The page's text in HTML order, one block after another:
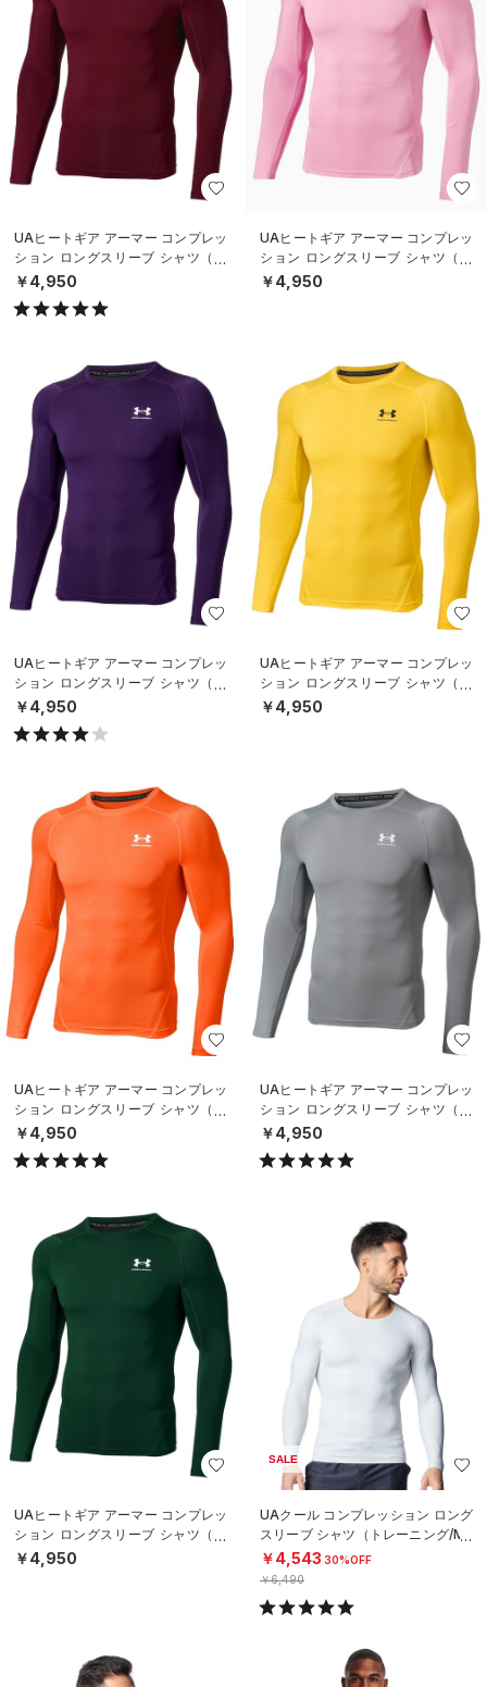
UAヒートギア アーマー コンプレッ
ション ロングスリーブ シャツ（ト
レーニング/MEN）
￥4,950
UAヒートギア アーマー コンプレッ
ション ロングスリーブ シャツ（ト
レーニング/MEN）
￥4,950
UAヒートギア アーマー コンプレッ
ション ロングスリーブ シャツ（ト
レーニング/MEN）
￥4,950
UAヒートギア アーマー コンプレッ
ション ロングスリーブ シャツ（ト
レーニング/MEN）
￥4,950
UAヒートギア アーマー コンプレッ
ション ロングスリーブ シャツ（ト
レーニング/MEN）
￥4,950
UAヒートギア アーマー コンプレッ
ション ロングスリーブ シャツ（ト
レーニング/MEN）
￥4,950
UAヒートギア アーマー コンプレッ
ション ロングスリーブ シャツ（ト
レーニング/MEN）
￥4,950
SALE
UAクール コンプレッション ロング
スリーブ シャツ（トレーニング/ME
N）
￥4,543 30%OFF
￥6,490